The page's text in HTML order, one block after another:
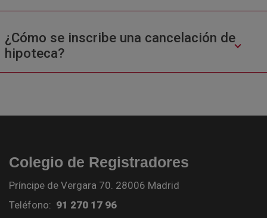
¿Cómo se inscribe una cancelación de
hipoteca?
Colegio de Registradores
Príncipe de Vergara 70. 28006 Madrid
Teléfono: 91 270 17 96